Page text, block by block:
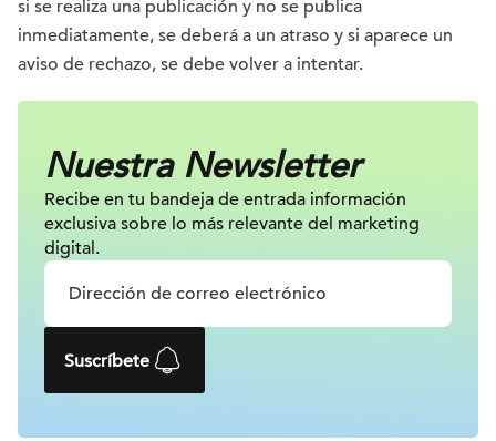
si se realiza una publicación y no se publica
inmediatamente, se deberá a un atraso y si aparece un
aviso de rechazo, se debe volver a intentar.
Nuestra Newsletter
Recibe en tu bandeja de entrada información
exclusiva sobre lo más relevante del marketing
digital.
Suscríbete